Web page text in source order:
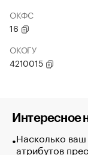
ОКФС
16
ОКОГУ
4210015
Интересное
Насколько ваш
атрибутов